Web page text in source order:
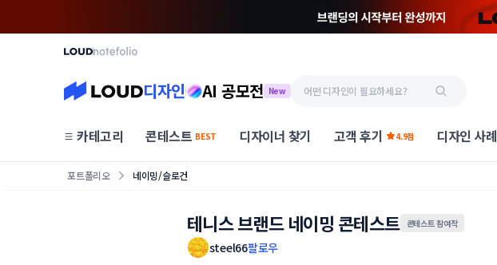
디자인 AI 공모전 New
카테고리 콘테스트 BEST 디자이너 찾기 고객 후기 4.9점 디자인 사례
포트폴리오 네이밍/슬로건
테니스 브랜드 네이밍 콘테스트 콘테스트 참여작
steel66팔로우